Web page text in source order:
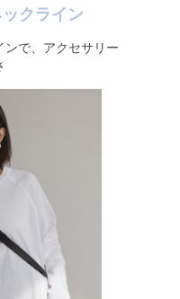
クライン
ンで、アクセサリー